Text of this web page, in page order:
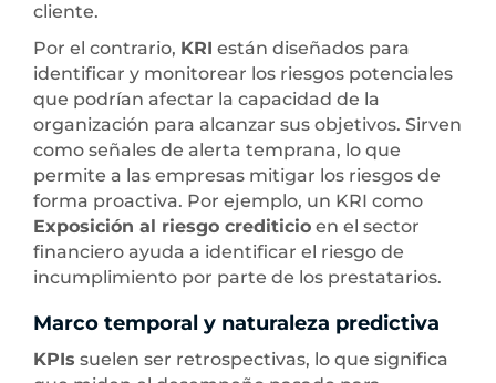
cliente.
Por el contrario, KRI están diseñados para
identificar y monitorear los riesgos potenciales
que podrían afectar la capacidad de la
organización para alcanzar sus objetivos. Sirven
como señales de alerta temprana, lo que
permite a las empresas mitigar los riesgos de
forma proactiva. Por ejemplo, un KRI como
Exposición al riesgo crediticio en el sector
financiero ayuda a identificar el riesgo de
incumplimiento por parte de los prestatarios.
Marco temporal y naturaleza predictiva
KPIs suelen ser retrospectivas, lo que significa